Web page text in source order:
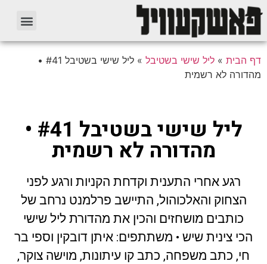
דף הבית » ליל שישי בשטיבל »
ליל שישי בשטיבל #41 •
מהדורה לא רשמית
ליל שישי בשטיבל #41 •
מהדורה לא רשמית
רגע אחרי התענית וקדחת הקניות ורגע לפני
הצחוק והאלכוהול, התיישב פרלמנט נרחב של
כותבים מושחזים והכין את מהדורת ליל שישי
הכי צינית שיש • משתתפים: איתן דובקין וספי בר
חי, כתב משפחה, כתב קו עיתונות, מוישה צוקר,